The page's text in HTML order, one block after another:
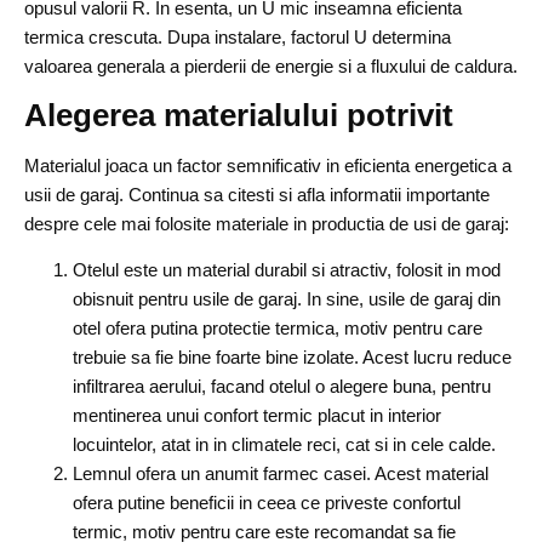
opusul valorii R. In esenta, un U mic inseamna eficienta
termica crescuta. Dupa instalare, factorul U determina
valoarea generala a pierderii de energie si a fluxului de caldura.
Alegerea materialului potrivit
Materialul joaca un factor semnificativ in eficienta energetica a
usii de garaj. Continua sa citesti si afla informatii importante
despre cele mai folosite materiale in productia de usi de garaj:
Otelul este un material durabil si atractiv, folosit in mod
obisnuit pentru usile de garaj. In sine, usile de garaj din
otel ofera putina protectie termica, motiv pentru care
trebuie sa fie bine foarte bine izolate. Acest lucru reduce
infiltrarea aerului, facand otelul o alegere buna, pentru
mentinerea unui confort termic placut in interior
locuintelor, atat in in climatele reci, cat si in cele calde.
Lemnul ofera un anumit farmec casei. Acest material
ofera putine beneficii in ceea ce priveste confortul
termic, motiv pentru care este recomandat sa fie